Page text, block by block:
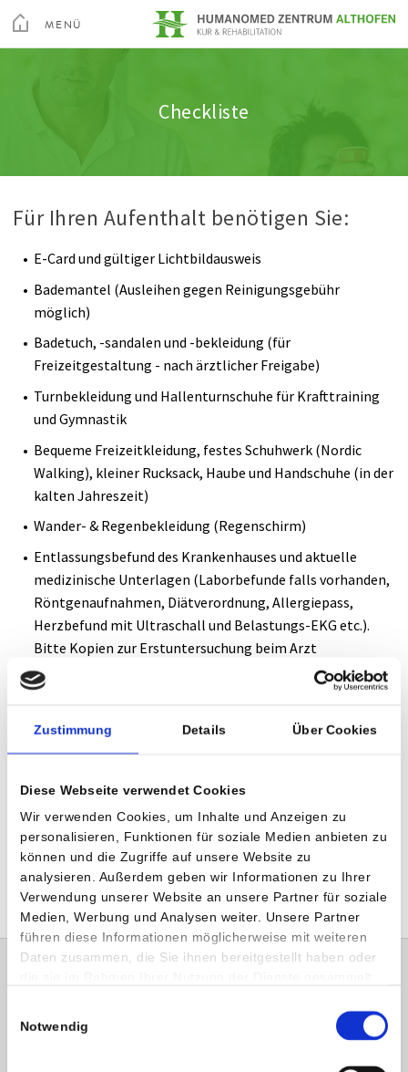
Zustimmung Details Über Cookies
Diese Webseite verwendet Cookies
Wir verwenden Cookies, um Inhalte und Anzeigen zu
personalisieren, Funktionen für soziale Medien anbieten zu
können und die Zugriffe auf unsere Website zu
analysieren. Außerdem geben wir Informationen zu Ihrer
Verwendung unserer Website an unsere Partner für soziale
Medien, Werbung und Analysen weiter. Unsere Partner
führen diese Informationen möglicherweise mit weiteren
Daten zusammen, die Sie ihnen bereitgestellt haben oder
Notwendig
Menu
MENÜ
Privatklinik Maria Hilf
Arztsuche
Checkliste
Herz-Kreislauf Rehabilitation
Stoffwechsel Rehabilitation
Onkologische Rehabilitation
Lungen Rehabilitation
Nieren Rehabilitation
Dialyse
Gesundheitsvorsorge Aktiv
Kur
Unsere Pflege
Berufspraktikum
Geschichte
Qualitätsmanagement
Rauchfreie Gesundheitseinrichtung
Feedback
Ihr Aufenthalt
Freizeit
Altis Fitness Arena
Videos
Anreise
Für Ihren Aufenthalt benötigen Sie:
E-Card und gültiger Lichtbildausweis
Bademantel (Ausleihen gegen Reinigungsgebühr
möglich)
Badetuch, -sandalen und -bekleidung (für
Freizeitgestaltung - nach ärztlicher Freigabe)
Turnbekleidung und Hallenturnschuhe für Krafttraining
und Gymnastik
Bequeme Freizeitkleidung, festes Schuhwerk (Nordic
Walking), kleiner Rucksack, Haube und Handschuhe (in der
kalten Jahreszeit)
Wander- & Regenbekleidung (Regenschirm)
Entlassungsbefund des Krankenhauses und aktuelle
medizinische Unterlagen (Laborbefunde falls vorhanden,
Röntgenaufnahmen, Diätverordnung, Allergiepass,
Herzbefund mit Ultraschall und Belastungs-EKG etc.).
Bitte Kopien zur Erstuntersuchung beim Arzt
mitnehmen.
sowie eine Medikamentenauflistung
Nordic Walking Stöcke sofern vorhanden (für
Pulsuhr sofern vorhanden (Ausleihen möglich)
Impfpass, Zeckenschutzimpfung für Frühlings-, Sommer-
und Herbstmonate wird empfohlen